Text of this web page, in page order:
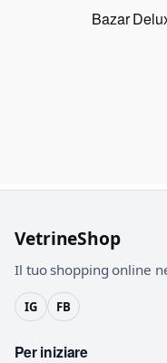
Bazar
VetrineShop
Il tuo shopping online
IG FB
Per iniziare